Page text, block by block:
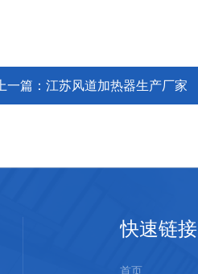
上一篇： 江苏风道加热器生产厂家
快速链接
首页